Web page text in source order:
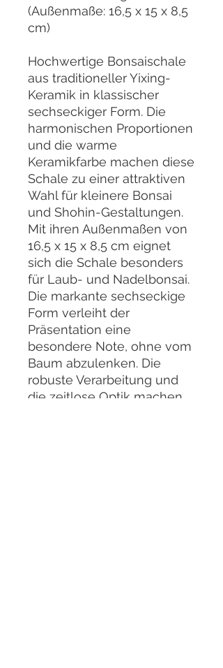
(Außenmaße: 16,5 x 15 x 8,5
cm)
Hochwertige Bonsaischale
aus traditioneller Yixing-
Keramik in klassischer
sechseckiger Form. Die
harmonischen Proportionen
und die warme
Keramikfarbe machen diese
Schale zu einer attraktiven
Wahl für kleinere Bonsai
und Shohin-Gestaltungen.
Mit ihren Außenmaßen von
16,5 x 15 x 8,5 cm eignet
sich die Schale besonders
für Laub- und Nadelbonsai.
Die markante sechseckige
Form verleiht der
Präsentation eine
besondere Note, ohne vom
Baum abzulenken. Die
robuste Verarbeitung und
die zeitlose Optik machen